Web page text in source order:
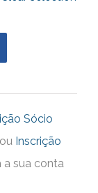
Sócio
ou Inscrição
a sua conta